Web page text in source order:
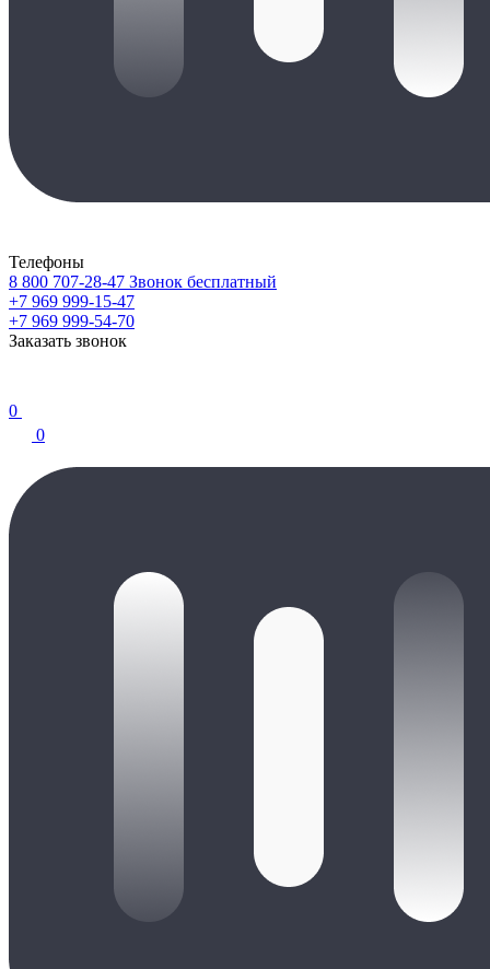
Телефоны
8 800 707-28-47 Звонок бесплатный
+7 969 999-15-47
+7 969 999-54-70
Заказать звонок
0
0